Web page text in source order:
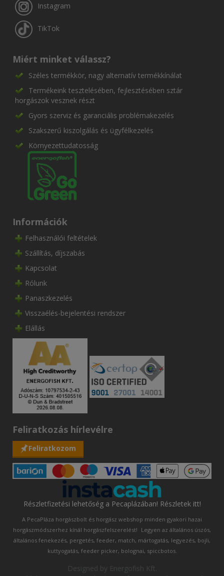
Instagram
TikTok
Miért minket válassz?
Széles termékkör, nagy alternatív termékkínálat
Termékeink tesztelésében, fejlesztésében sztár
horgászok vesznek részt
Gyors szerviz és garanciális problémakezelés
Szakszerű kiszolgálás és ügyfélkezelés
Környezettudatosság
Információk
Felhasználói feltételek
Szállítás, díjszabás
Kapcsolat
Rólunk
Panaszkezelés
Visszaélés-bejelentési rendszer
Elállás
Feliratkozás hírlevélre
Feliratkozom
Részletfizetési lehetőség a Pecaplázában! Részletek itt!
A PecaPláza horgászbolt és horgász webshop minden gyakori hazai
horgászmódszerhez kínál horgászfelszerelést! Legyen az általános úszós,
általános fenekezés, pergetés, feeder, match, mártogatás, legyezés, bojli,
kuttyogatás, feeder picker, bolognai, spiccbotos.
Designed by Energofish Kft